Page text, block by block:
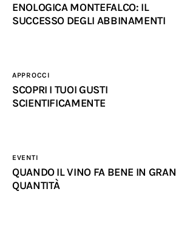
ENOLOGICA MONTEFALCO: IL
SUCCESSO DEGLI ABBINAMENTI
APPROCCI
SCOPRI I TUOI GUSTI
SCIENTIFICAMENTE
EVENTI
QUANDO IL VINO FA BENE IN GRAN
QUANTITÀ